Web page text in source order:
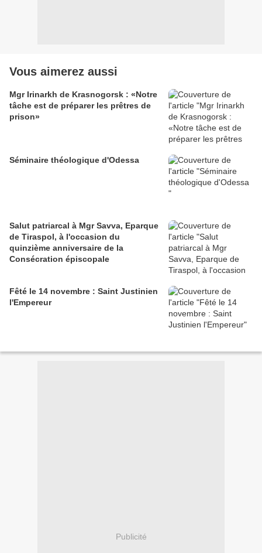
Vous aimerez aussi
Mgr Irinarkh de Krasnogorsk : «Notre
tâche est de préparer les prêtres de
prison»
Séminaire théologique d'Odessa
Salut patriarcal à Mgr Savva, Eparque
de Tiraspol, à l'occasion du
quinzième anniversaire de la
Consécration épiscopale
Fêté le 14 novembre : Saint Justinien
l'Empereur
Publicité